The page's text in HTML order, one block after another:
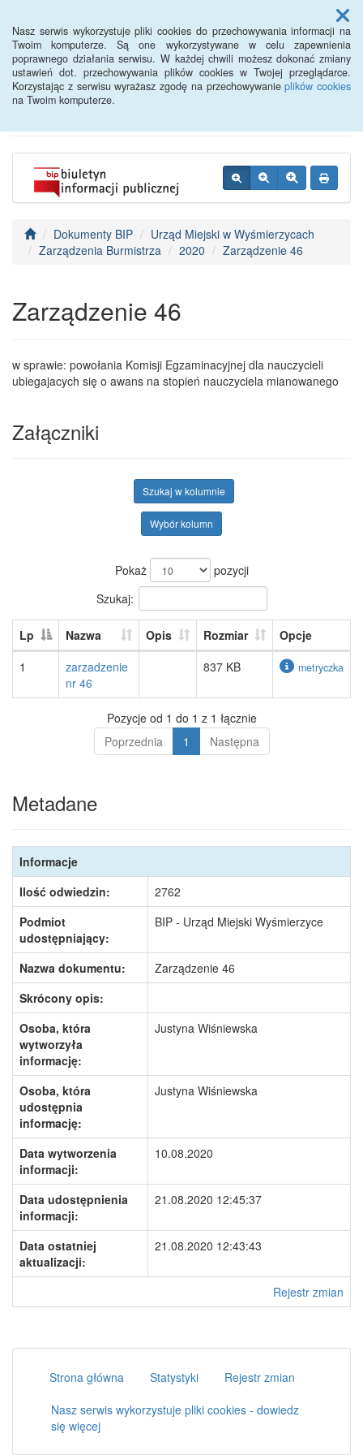
Nasz serwis wykorzystuje pliki cookies do przechowywania informacji na
Twoim komputerze. Są one wykorzystywane w celu zapewnienia
poprawnego działania serwisu. W każdej chwili możesz dokonać zmiany
ustawień dot. przechowywania plików cookies w Twojej przeglądarce.
Korzystając z serwisu wyrażasz zgodę na przechowywanieplików cookies
na Twoim komputerze.
Menu
BIP - Urząd Miejski
Wyśmierzyce
Dokumenty BIP
Urząd Miejski w Wyśmierzycach
Zarządzenia Burmistrza
2020 Zarządzenie 46
Zarządzenie 46
w sprawie: powołania Komisji Egzaminacyjnej dla nauczycieli
ubiegajacych się o awans na stopień nauczyciela mianowanego
Załączniki
Szukaj w kolumnie
Wybór kolumn
Pokaż
pozycji
Szukaj:
Lp Nazwa Opis Rozmiar
Opcje
1
zarzadzenie
nr 46
837 KB metryczka
Pozycje od 1 do 1 z 1 łącznie
Poprzednia
1 Następna
Metadane
Informacje
Ilość odwiedzin:
2762
Podmiot
udostępniający:
BIP - Urząd Miejski Wyśmierzyce
Nazwa dokumentu:
Zarządzenie 46
Skrócony opis:
Osoba, która
wytworzyła
informację:
Justyna Wiśniewska
Osoba, która
udostępnia
informację:
Justyna Wiśniewska
Data wytworzenia
informacji:
10.08.2020
Data udostępnienia
informacji:
21.08.2020 12:45:37
Data ostatniej
aktualizacji:
21.08.2020 12:43:43
Rejestr zmian
Strona główna Statystyki
Rejestr zmian
Nasz serwis wykorzystuje pliki cookies - dowiedz
się więcej